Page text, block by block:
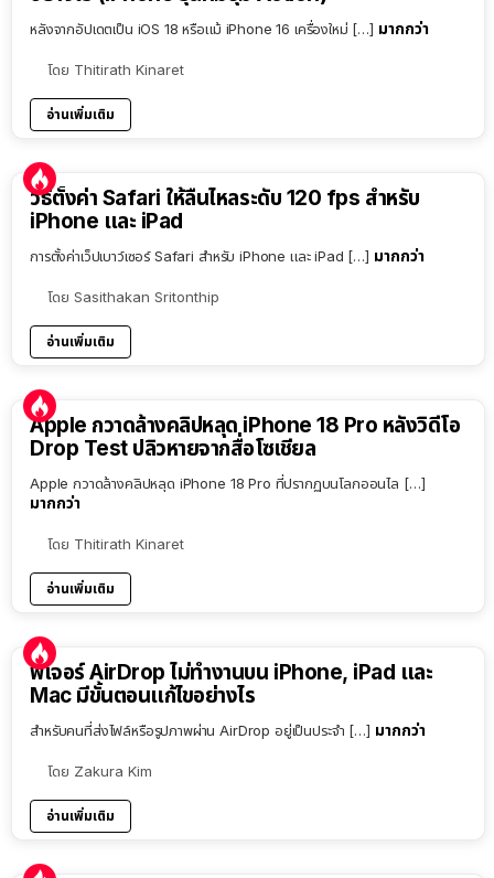
หลังจากอัปเดตเป็น iOS 18 หรือแม้ iPhone 16 เครื่องใหม่ […] มากกว่า
โดย Thitirath Kinaret
อ่านเพิ่มเติม
วิธีตั้งค่า Safari ให้ลื่นไหลระดับ 120 fps สำหรับ
iPhone และ iPad
การตั้งค่าเว็ปเบาว์เซอร์ Safari สำหรับ iPhone และ iPad […] มากกว่า
โดย Sasithakan Sritonthip
อ่านเพิ่มเติม
Apple กวาดล้างคลิปหลุด iPhone 18 Pro หลังวิดีโอ
Drop Test ปลิวหายจากสื่อโซเชียล
Apple กวาดล้างคลิปหลุด iPhone 18 Pro ที่ปรากฏบนโลกออนไล […]
มากกว่า
โดย Thitirath Kinaret
อ่านเพิ่มเติม
ฟีเจอร์ AirDrop ไม่ทำงานบน iPhone, iPad และ
Mac มีขั้นตอนแก้ไขอย่างไร
สำหรับคนที่ส่งไฟล์หรือรูปภาพผ่าน AirDrop อยู่เป็นประจำ […] มากกว่า
โดย Zakura Kim
อ่านเพิ่มเติม